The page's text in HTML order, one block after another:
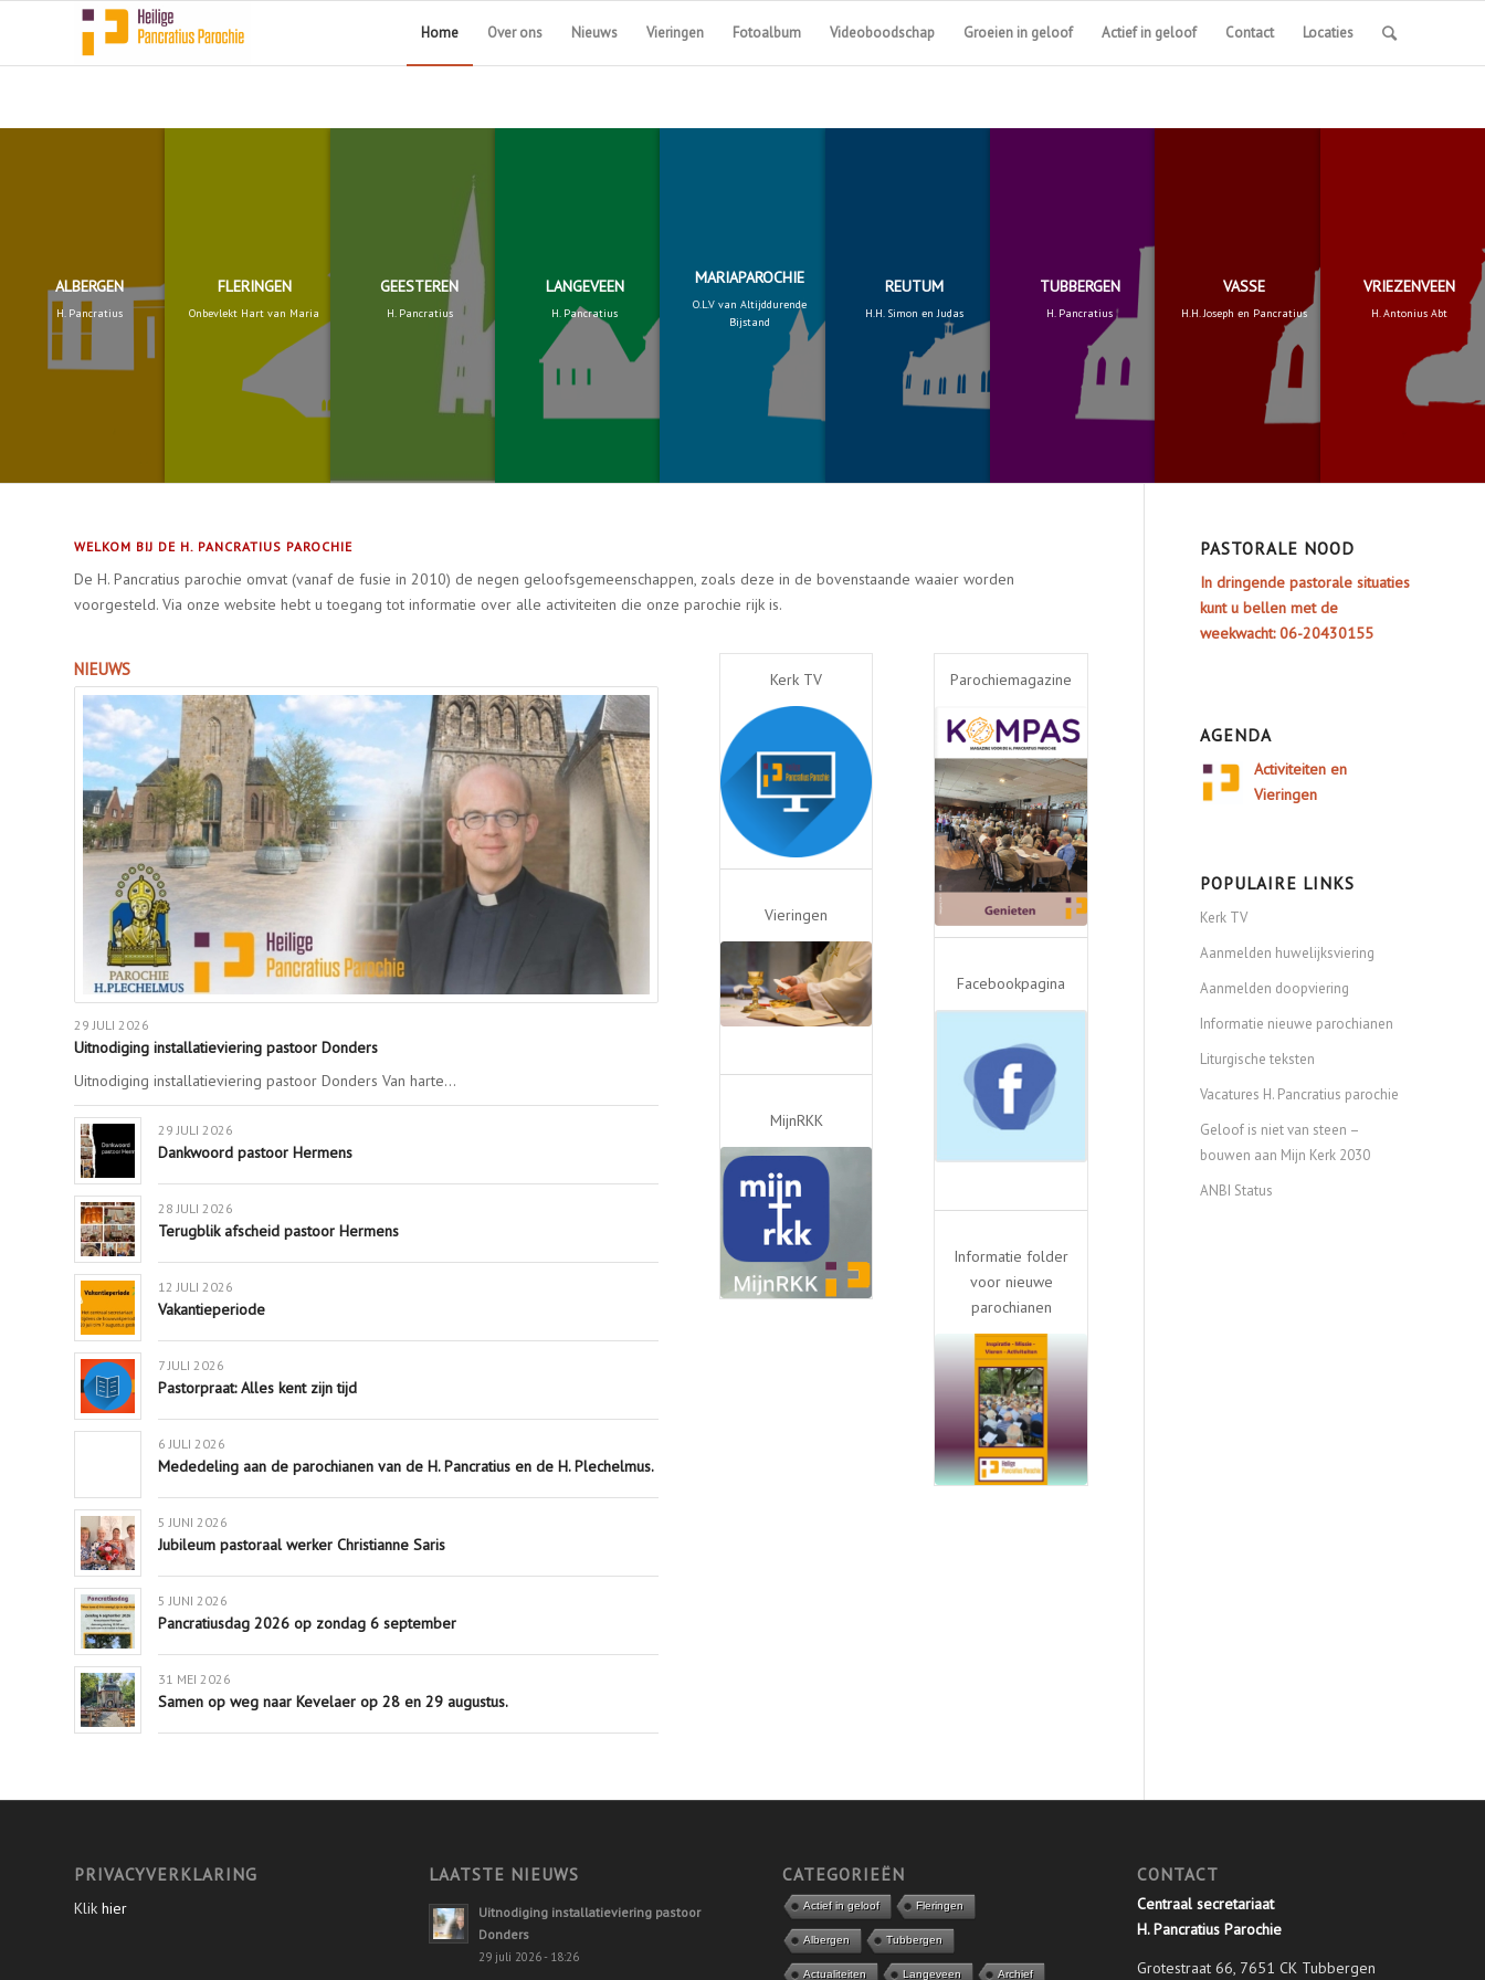
Home Over ons Nieuws Vieringen Fotoalbum Videoboodschap Groeien in geloof Actief in geloof Contact Locaties
ALBERGEN
H. Pancratius
FLERINGEN
Onbevlekt Hart van Maria
GEESTEREN
H. Pancratius
LANGEVEEN
H. Pancratius
MARIAPAROCHIE
O.L.V van Altijddurende
Bijstand
REUTUM
H.H. Simon en Judas
TUBBERGEN
H. Pancratius
VASSE
H.H. Joseph en Pancratius
VRIEZENVEEN
H. Antonius Abt
WELKOM BIJ DE H. PANCRATIUS PAROCHIE
De H. Pancratius parochie omvat (vanaf de fusie in 2010) de negen geloofsgemeenschappen, zoals deze in de bovenstaande waaier worden
voorgesteld. Via onze website hebt u toegang tot informatie over alle activiteiten die onze parochie rijk is.
NIEUWS
29 JULI 2026
Uitnodiging installatieviering pastoor Donders
Uitnodiging installatieviering pastoor Donders Van harte…
29 JULI 2026
Dankwoord pastoor Hermens
28 JULI 2026
Terugblik afscheid pastoor Hermens
12 JULI 2026
Vakantieperiode
7 JULI 2026
Pastorpraat: Alles kent zijn tijd
6 JULI 2026
Mededeling aan de parochianen van de H. Pancratius en de H. Plechelmus.
5 JUNI 2026
Jubileum pastoraal werker Christianne Saris
5 JUNI 2026
Pancratiusdag 2026 op zondag 6 september
31 MEI 2026
Samen op weg naar Kevelaer op 28 en 29 augustus.
Kerk TV
Vieringen
MijnRKK
Parochiemagazine
Facebookpagina
Informatie folder
voor nieuwe
parochianen
PASTORALE NOOD
In dringende pastorale situaties
kunt u bellen met de
weekwacht: 06-20430155
AGENDA
Activiteiten en
Vieringen
POPULAIRE LINKS
Kerk TV
Aanmelden huwelijksviering
Aanmelden doopviering
Informatie nieuwe parochianen
Liturgische teksten
Vacatures H. Pancratius parochie
Geloof is niet van steen –
bouwen aan Mijn Kerk 2030
ANBI Status
PRIVACYVERKLARING
Klik hier
LAATSTE NIEUWS
Uitnodiging installatieviering pastoor
Donders
29 juli 2026 - 18:26
CATEGORIEËN
Actief in geloof Fleringen
Albergen Tubbergen
Actualiteiten Langeveen Archief
CONTACT
Centraal secretariaat
H. Pancratius Parochie
Grotestraat 66, 7651 CK Tubbergen